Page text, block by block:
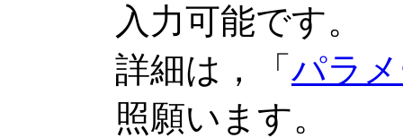
入力可能です。
詳細は，「 パラ
照願います。